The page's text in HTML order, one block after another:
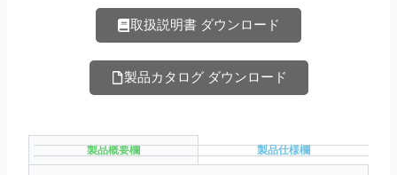
取扱説明書 ダウンロード
製品カタログ ダウンロード
製品概要欄 製品仕様欄